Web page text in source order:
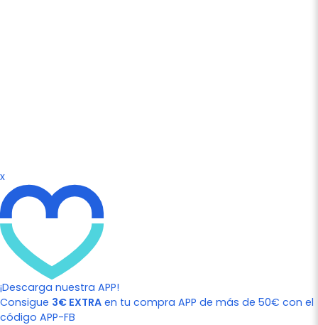
x
¡Descarga nuestra APP!
Consigue 3€ EXTRA en tu compra APP de más de 50€ con el
código APP-FB